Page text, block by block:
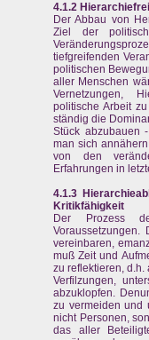
4.1.2
Der Abbau von
Ziel der
tiefgreifenden
politischen
aller Menschen
Vernetzungen,
politische Arbeit
ständig die
Stück abzubauen
man sich
von den
Erfahrungen in
4.1.3
Kritikfähigkeit
Der Prozess
vereinbaren,
muß Zeit und
zu reflektieren, d.h.
Verfilzungen,
abzuklopfen.
zu vermeiden und
nicht Personen,
das aller